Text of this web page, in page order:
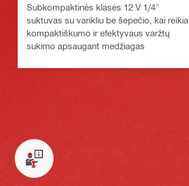
Subkompaktinės klasės 12 V 1/4"
suktuvas su varikliu be šepečio, kai reikia
kompaktiškumo ir efektyvaus varžtų
sukimo apsaugant medžiagas